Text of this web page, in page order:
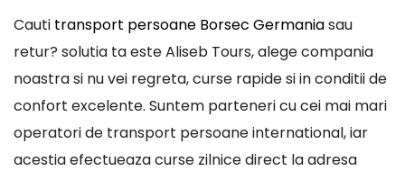
Cauti transport persoane Borsec Germaniasau
retur? solutia ta este Aliseb Tours, alege compania
noastra si nu vei regreta, curse rapide si in conditii de
confort excelente. Suntem parteneri cu cei mai mari
operatori de transport persoane international, iar
acestia efectueaza curse zilnice direct la adresa